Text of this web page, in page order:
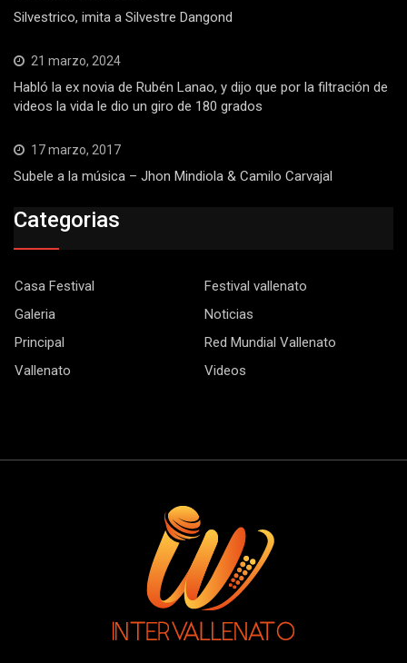
Silvestrico, imita a Silvestre Dangond
21 marzo, 2024
Habló la ex novia de Rubén Lanao, y dijo que por la filtración de
videos la vida le dio un giro de 180 grados
17 marzo, 2017
Subele a la música – Jhon Mindiola & Camilo Carvajal
Categorias
Casa Festival
Festival vallenato
Galeria
Noticias
Principal
Red Mundial Vallenato
Vallenato
Videos